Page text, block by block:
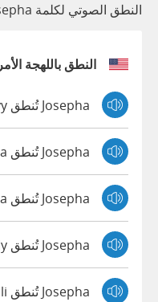
النطق الصوتي لكلمة Josepha
النطق باللهجة
Josepha تُنطق Ivy
Josepha تُنطق Joanna
Josepha تُنطق Kendra
Josepha تُنطق Kimberly
Josepha تُنطق Salli